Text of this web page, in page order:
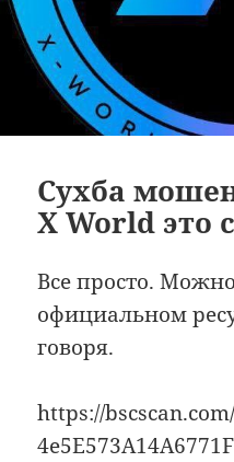
Сухба
X World это
Все просто.
официальном
говоря.
https://